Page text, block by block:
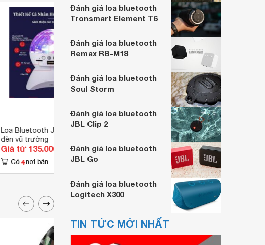
Loa Bluetooth JBL L740 kèm
đèn vũ trường
Giá từ 135.000 đ
Có 4 nơi bán
Loa bluetooth đa năng Hoco
Giá từ 152.900 đ
Đánh giá loa bluetooth
Tronsmart Element T6
Đánh giá loa bluetooth
Remax RB-M18
Đánh giá loa bluetooth
Soul Storm
Đánh giá loa bluetooth
JBL Clip 2
Đánh giá loa bluetooth
JBL Go
Đánh giá loa bluetooth
Logitech X300
TIN TỨC MỚI NHẤT